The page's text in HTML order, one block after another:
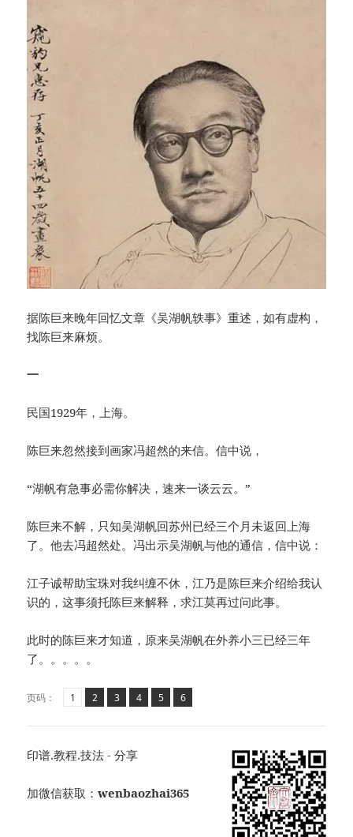
据陈巨来晚年回忆文章《吴湖帆轶事》重述，如有虚构，
找陈巨来麻烦。
一
民国1929年，上海。
陈巨来忽然接到画家冯超然的来信。信中说，
“湖帆有急事必需你解决，速来一谈云云。”
陈巨来不解，只知吴湖帆回苏州已经三个月未返回上海
了。他去冯超然处。冯出示吴湖帆与他的通信，信中说：
江子诚帮助宝珠对我纠缠不休，江乃是陈巨来介绍给我认
识的，这事须托陈巨来解释，求江莫再过问此事。
此时的陈巨来才知道，原来吴湖帆在外养小三已经三年
了。。。。。
页码： 页1 ,
页
2 ,
页
3 ,
页
4 ,
页
5 ,
页
6
印谱.教程.技法 - 分享
加微信获取：wenbaozhai365